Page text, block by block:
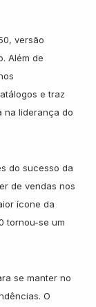
versão
Além de
e traz
na liderança do
do sucesso da
de vendas nos
ícone da
tornou-se um
se manter no
O